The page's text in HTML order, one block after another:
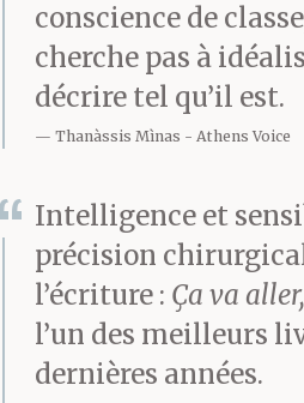
fille le
quand il
l’argent, ce
en arrivant à
Elles en
pendant des
peux pas y
conscience de
cherche pas à
décrire tel qu’il est.
Thanàssis Mìnas Athens Voice
Intelligence et
précision
l’écriture : Ça va
l’un des meilleurs
dernières années.